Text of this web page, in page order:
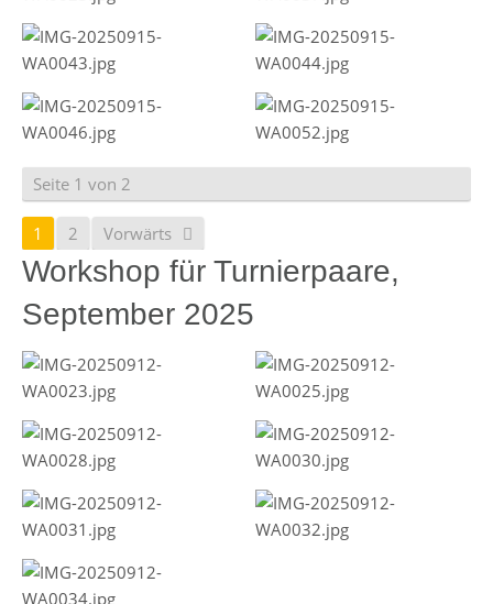
Seite 1 von 2
1 2 Vorwärts
Workshop für Turnierpaare,
September 2025